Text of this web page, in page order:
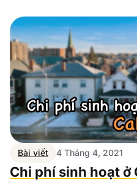
Bài viết 4 Tháng 4, 2021
Chi phí sinh hoạt ở